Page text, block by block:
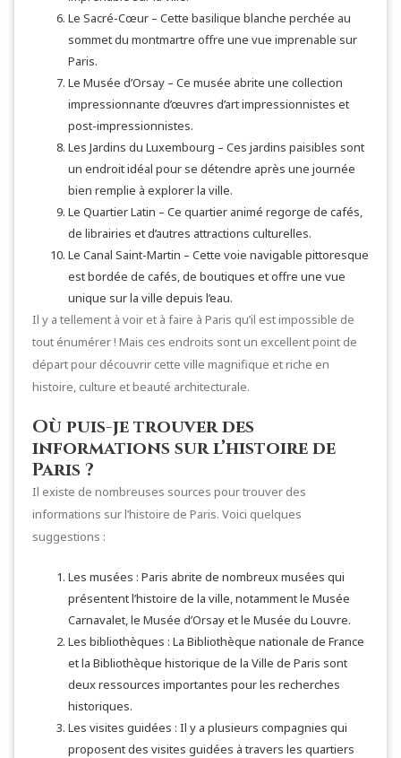
Le Sacré-Cœur – Cette basilique blanche perchée au
sommet du montmartre offre une vue imprenable sur
Paris.
Le Musée d’Orsay – Ce musée abrite une collection
impressionnante d’œuvres d’art impressionnistes et
post-impressionnistes.
Les Jardins du Luxembourg – Ces jardins paisibles sont
un endroit idéal pour se détendre après une journée
bien remplie à explorer la ville.
Le Quartier Latin – Ce quartier animé regorge de cafés,
de librairies et d’autres attractions culturelles.
Le Canal Saint-Martin – Cette voie navigable pittoresque
est bordée de cafés, de boutiques et offre une vue
unique sur la ville depuis l’eau.
Il y a tellement à voir et à faire à Paris qu’il est impossible de
tout énumérer ! Mais ces endroits sont un excellent point de
départ pour découvrir cette ville magnifique et riche en
histoire, culture et beauté architecturale.
Où puis-je trouver des
informations sur l’histoire de
Paris ?
Il existe de nombreuses sources pour trouver des
informations sur l’histoire de Paris. Voici quelques
suggestions :
Les musées : Paris abrite de nombreux musées qui
présentent l’histoire de la ville, notamment le Musée
Carnavalet, le Musée d’Orsay et le Musée du Louvre.
Les bibliothèques : La Bibliothèque nationale de France
et la Bibliothèque historique de la Ville de Paris sont
deux ressources importantes pour les recherches
historiques.
Les visites guidées : Il y a plusieurs compagnies qui
proposent des visites guidées à travers les quartiers